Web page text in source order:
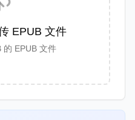
EPUB 文件
的 EPUB 文件